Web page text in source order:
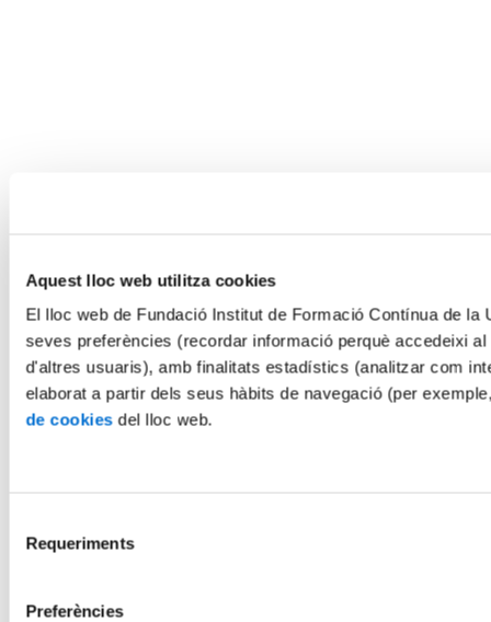
Aquest lloc web utilitza cookies
El lloc web de Fundació Institut de Formació Contínua de
seves preferències (recordar informació perquè accedeixi
d'altres usuaris), amb finalitats estadístics (analitzar com
elaborat a partir dels seus hàbits de navegació (per
de cookies del lloc web.
Requeriments
Preferències